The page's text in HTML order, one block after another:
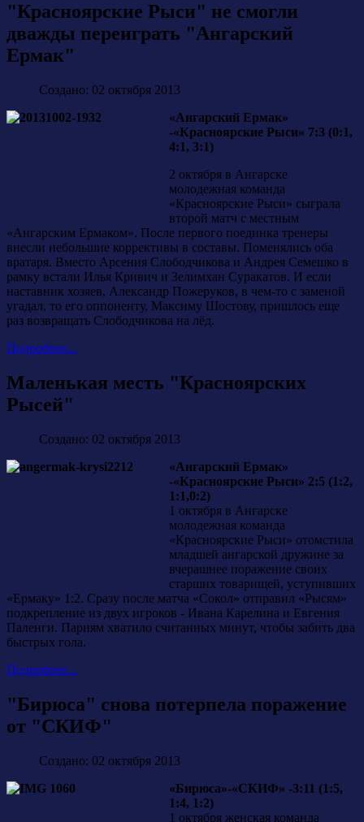
"Красноярские Рыси" не смогли
дважды переиграть "Ангарский
Ермак"
Создано: 02 октября 2013
«Ангарский Ермак»
-«Красноярские Рыси» 7:3 (0:1,
4:1, 3:1)
2 октября в Ангарске
молодежная команда
«Красноярские Рыси» сыграла
второй матч с местным
«Ангарским Ермаком». После первого поединка тренеры
внесли небольшие коррективы в составы. Поменялись оба
вратаря. Вместо Арсения Слободчикова и Андрея Семешко в
рамку встали Илья Кривич и Зелимхан Суракатов. И если
наставник хозяев, Александр Пожеруков, в чем-то с заменой
угадал, то его оппоненту, Максиму Шостову, пришлось еще
раз возвращать Слободчикова на лёд.
Подробнее...
Маленькая месть "Красноярских
Рысей"
Создано: 02 октября 2013
«Ангарский Ермак»
-«Красноярские Рыси» 2:5 (1:2,
1:1,0:2)
1 октября в Ангарске
молодежная команда
«Красноярские Рыси» отомстила
младшей ангарской дружине за
вчерашнее поражение своих
старших товарищей, уступивших
«Ермаку» 1:2. Сразу после матча «Сокол» отправил «Рысям»
подкрепление из двух игроков - Ивана Карелина и Евгения
Паленги. Парням хватило считанных минут, чтобы забить два
быстрых гола.
Подробнее...
"Бирюса" снова потерпела поражение
от "СКИФ"
Создано: 02 октября 2013
«Бирюса»-«СКИФ» -3:11 (1:5,
1:4, 1:2)
1 октября женская команда